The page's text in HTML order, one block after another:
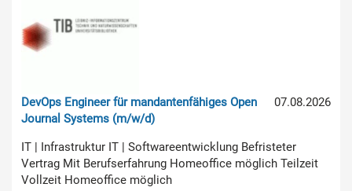
07.08.2026
DevOps Engineer für mandantenfähiges Open
Journal Systems (m/w/d)
IT | Infrastruktur IT | Softwareentwicklung Befristeter
Vertrag Mit Berufserfahrung Homeoffice möglich Teilzeit
Vollzeit Homeoffice möglich